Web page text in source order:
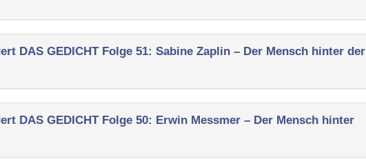
DAS GEDICHT Folge 51: Sabine Zaplin – Der Mensch hinter der
DAS GEDICHT Folge 50: Erwin Messmer – Der Mensch hinter